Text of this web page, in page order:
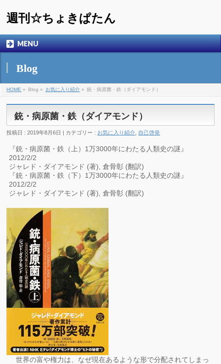
週刊☆ちょきぱたん
MENU
Blog
HOME » Blog » お気に入り紹介 » 銃・病原菌・鉄（ダイアモンド）
銃・病原菌・鉄（ダイアモンド）
投稿日 : 2019年8月6日 | カテゴリー : お気に入り紹介 自己啓発
『銃・病原菌・鉄（上）1万3000年にわたる人類史の謎』
2012/2/2
ジャレド・ダイアモンド (著), 倉骨彰 (翻訳)
『銃・病原菌・鉄（下）1万3000年にわたる人類史の謎』
2012/2/2
ジャレド・ダイアモンド (著), 倉骨彰 (翻訳)
世界の富や権力は、なぜ現在あるような形で分配されてしまっ